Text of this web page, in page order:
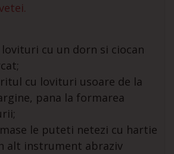
cu un dorn si ciocan
cu lovituri usoare de la
pana la formarea
le puteti netezi cu hartie
alt instrument abraziv